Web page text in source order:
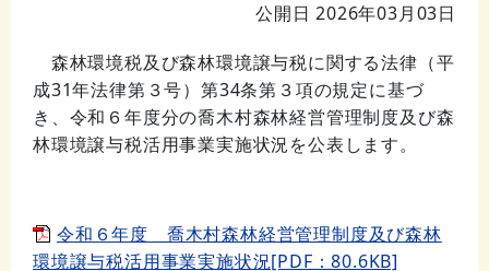
公開日 2026年03月03日
森林環境税及び森林環境譲与税に関する法律（平
成31年法律第３号）第34条第３項の規定に基づ
き、令和６年度分の喬木村森林経営管理制度及び森
林環境譲与税活用事業実施状況を公表します。
令和６年度 喬木村森林経営管理制度及び森林
環境譲与税活用事業実施状況[PDF：80.6KB]